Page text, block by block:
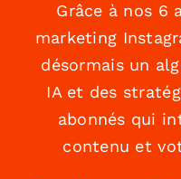
Grâce à nos 6
marketing
désormais un
IA et des
abonnés qui
contenu et